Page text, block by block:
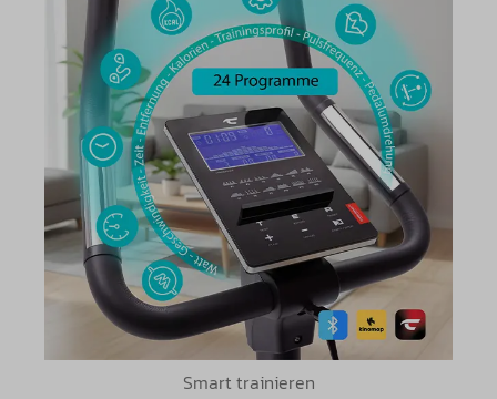
Smart trainieren